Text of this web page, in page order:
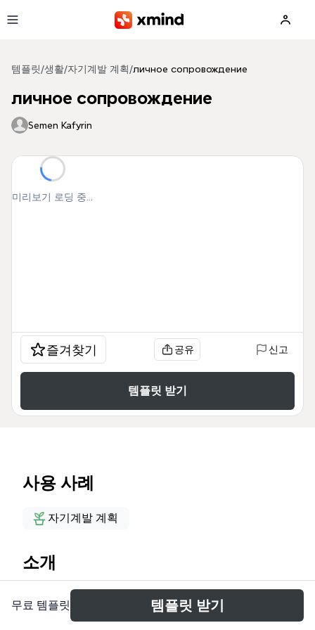
템플릿 /생활/자기계발 계획 /личное сопровождение
личное сопровождение
Semen Kafyrin
미리보기 로딩 중...
즐겨찾기 공유 신고
템플릿 받기
사용 사례
자기계발 계획
소개
Этот шаблон mind map «Наставничество»
предназначен для коучей, наставников и
무료 템플릿 템플릿 받기